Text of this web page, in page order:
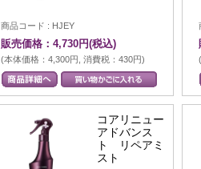
商品コード : HJEY
販売価格：4,730円(税込)
(本体価格：4,300円, 消費税：430円)
コアリニュー
アドバンス
ト リペアミ
スト